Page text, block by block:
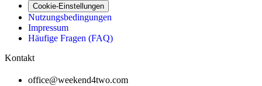
Cookie-Einstellungen
Nutzungsbedingungen
Impressum
Häufige Fragen (FAQ)
Kontakt
office@weekend4two.com